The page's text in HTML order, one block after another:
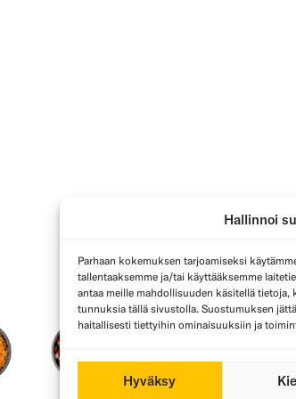
Hallinnoi
Parhaan kokemuksen tarjoamiseksi
tallentaaksemme ja/tai käyttääksemme
antaa meille mahdollisuuden käsitellä
tunnuksia tällä sivustolla. Suostumuksen
haitallisesti tiettyihin ominaisuuksiin ja
Hyväksy